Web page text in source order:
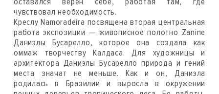
чувствовал необходимость.
Креслу Namoradeira посвящена вторая центральная
работа экспозиции — живописное полотно Zanine
Даниэлы Бусарелло, которое она создала как
оммаж творчеству Калдаса. Для художницы и
архитектора Даниэлы Бусарелло природа и гений
места значат не меньше. Как и он, Даниэла
родилась в Бразилии и выросла в окружении